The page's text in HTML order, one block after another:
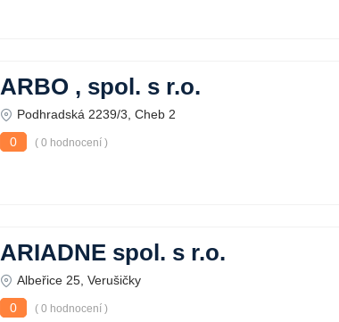
ARBO , spol. s r.o.
Podhradská 2239/3, Cheb 2
0
( 0 hodnocení )
ARIADNE spol. s r.o.
Albeřice 25, Verušičky
0
( 0 hodnocení )